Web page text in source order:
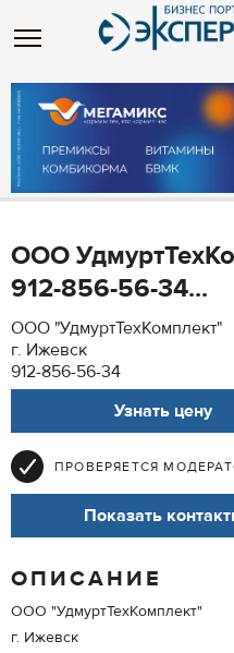
ООО
912-856-56-34...
ООО "УдмуртТехКомплект"
г. Ижевск
912-856-56-34
Узнать цену
ПРОВЕРЯЕТСЯ
Показать
ОПИСАНИЕ
ООО "УдмуртТехКомплект"
г. Ижевск